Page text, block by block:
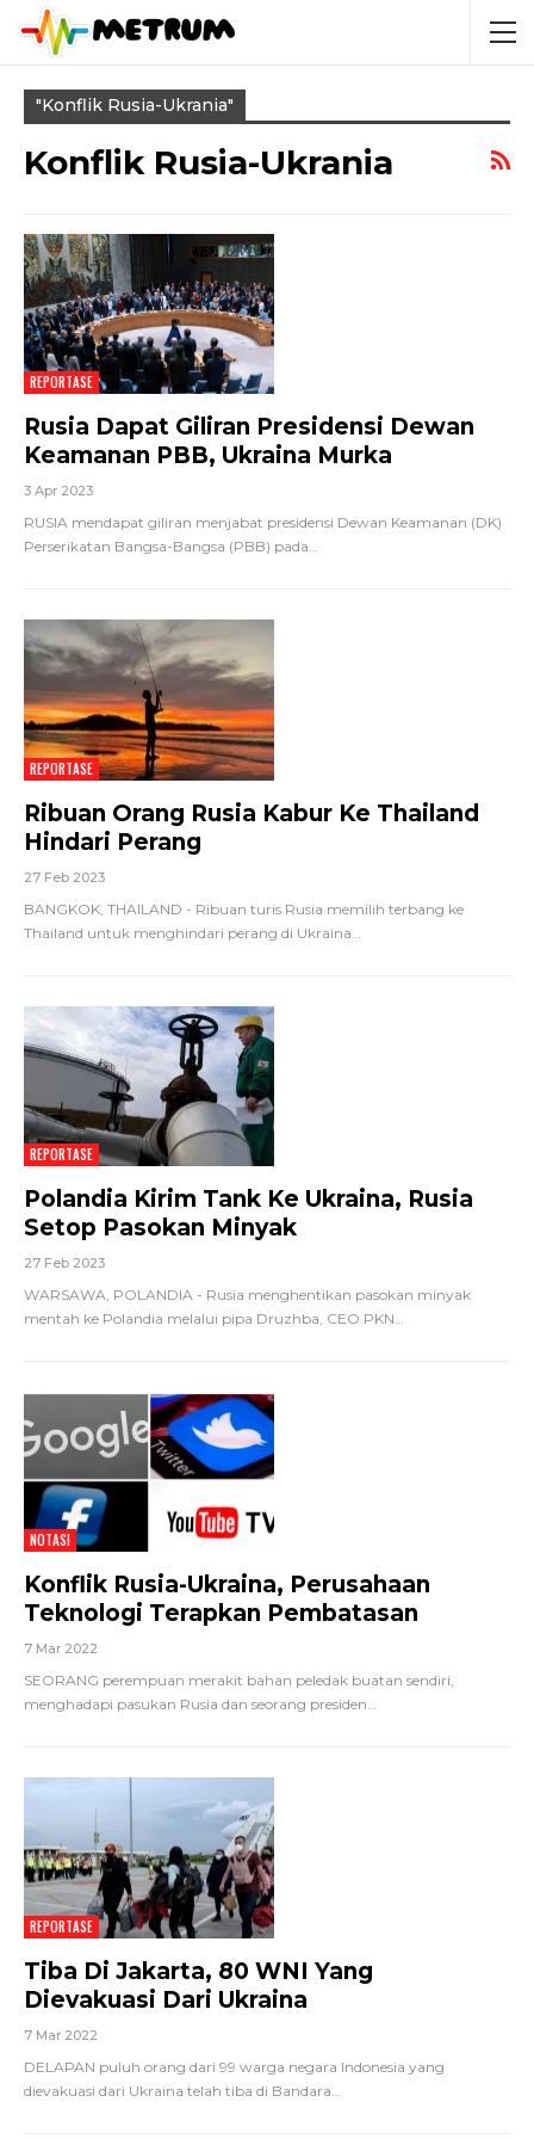
"konflik Rusia-Ukrania"
Konflik Rusia-Ukrania
REPORTASE
Rusia Dapat Giliran Presidensi Dewan
Keamanan PBB, Ukraina Murka
3 Apr 2023
RUSIA mendapat giliran menjabat presidensi Dewan Keamanan (DK)
Perserikatan Bangsa-Bangsa (PBB) pada…
REPORTASE
Ribuan Orang Rusia Kabur Ke Thailand
Hindari Perang
27 Feb 2023
BANGKOK, THAILAND - Ribuan turis Rusia memilih terbang ke
Thailand untuk menghindari perang di Ukraina
REPORTASE
Polandia Kirim Tank Ke Ukraina, Rusia
Setop Pasokan Minyak
27 Feb 2023
WARSAWA, POLANDIA - Rusia menghentikan pasokan minyak
mentah ke Polandia melalui pipa Druzhba, CEO PKN…
NOTASI
Konflik Rusia-Ukraina, Perusahaan
Teknologi Terapkan Pembatasan
7 Mar 2022
SEORANG perempuan merakit bahan peledak buatan sendiri,
menghadapi pasukan Rusia dan seorang presiden…
REPORTASE
Tiba Di Jakarta, 80 WNI Yang
Dievakuasi Dari Ukraina
7 Mar 2022
DELAPAN puluh orang dari 99 warga negara Indonesia yang
dievakuasi dari Ukraina telah tiba di Bandara